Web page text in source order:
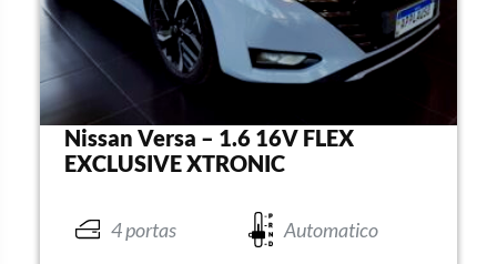
Nissan Versa – 1.6 16V FLEX
EXCLUSIVE XTRONIC
4 portas
Automatico